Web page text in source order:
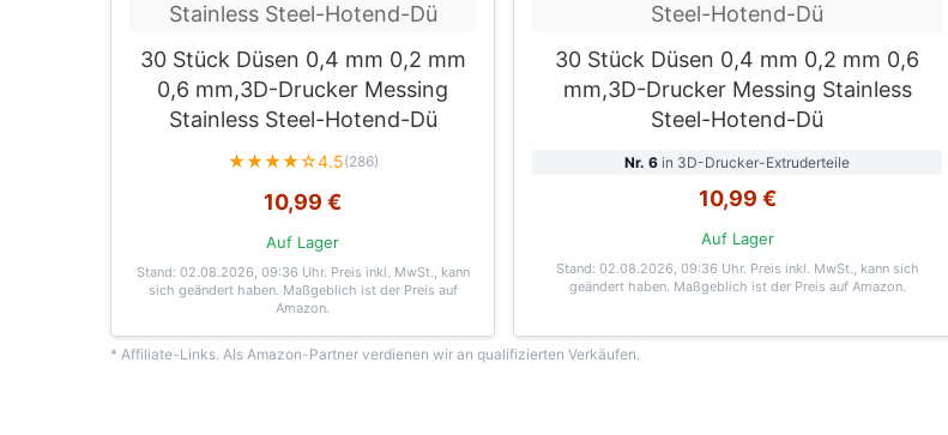
30 Stück Düsen 0,4 mm 0,2 mm
0,6 mm,3D-Drucker Messing
Stainless Steel-Hotend-Dü
★★★★☆4.5(286)
10,99 €
Auf Lager
Stand: 02.08.2026, 09:36 Uhr. Preis inkl. MwSt., kann
sich geändert haben. Maßgeblich ist der Preis auf
Amazon.
30 Stück Düsen 0,4 mm 0,2 mm 0,6
mm,3D-Drucker Messing Stainless
Steel-Hotend-Dü
Nr. 6 in 3D-Drucker-Extruderteile
10,99 €
Auf Lager
Stand: 02.08.2026, 09:36 Uhr. Preis inkl. MwSt., kann sich
geändert haben. Maßgeblich ist der Preis auf Amazon.
* Affiliate-Links. Als Amazon-Partner verdienen wir an qualifizierten Verkäufen.